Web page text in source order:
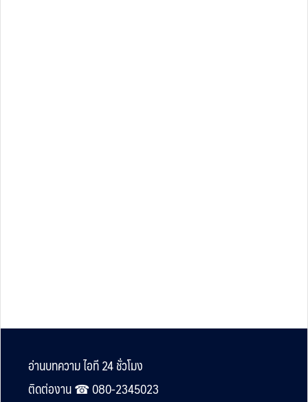
Footer
อ่านบทความ ไอที 24 ชั่วโมง
ติดต่องาน ☎︎ 080-2345023